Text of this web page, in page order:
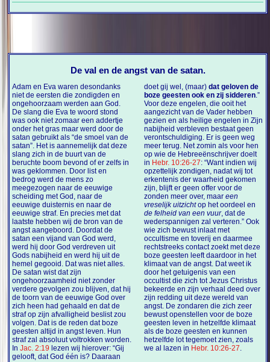
De val en de angst van de satan.
Adam en Eva waren desondanks
niet de eersten die zondigden en
ongehoorzaam werden aan God.
De slang die Eva te woord stond
was ook niet zomaar een addertje
onder het gras maar werd door de
satan gebruikt als “de smoel van de
satan”. Het is aannemelijk dat deze
slang zich in de buurt van de
beruchte boom bevond of er zelfs in
was geklommen. Door list en
bedrog werd de mens zo
meegezogen naar de eeuwige
scheiding met God, naar de
eeuwige duisternis en naar de
eeuwige straf. En precies met dat
laatste hebben wij de bron van de
angst aangeboord. Doordat de
satan een vijand van God werd,
werd hij door God verdreven uit
Gods nabijheid en werd hij uit de
hemel gegooid. Dat was niet alles.
De satan wist dat zijn
ongehoorzaamheid niet zonder
verdere gevolgen zou blijven, dat hij
de toorn van de eeuwige God over
zich heen had gehaald en dat de
straf op zijn afvalligheid beslist zou
volgen. Dat is de reden dat boze
geesten altijd in angst leven. Hun
straf zal absoluut voltrokken worden.
InJac. 2:19 lezen wij hierover: “Gij
gelooft, dat God één is? Daaraan
doet gij wel, (maar) dat geloven de
boze geesten ook en zij sidderen.”
Voor deze engelen, die ooit het
aangezicht van de Vader hebben
gezien en als heilige engelen in Zijn
nabijheid verbleven bestaat geen
verontschuldiging. Er is geen weg
meer terug. Net zomin als voor hen
op wie de Hebreeënschrijver doelt
in Hebr. 10:26-27: “Want indien wij
opzettelijk zondigen, nadat wij tot
erkentenis der waarheid gekomen
zijn, blijft er geen offer voor de
zonden meer over, maar een
vreselijk uitzicht
op het oordeel en
de felheid van een vuur, dat de
wederspannigen zal verteren.” Ook
wie zich bewust inlaat met
occultisme en toverij en daarmee
rechtstreeks contact zoekt met deze
boze geesten leeft daardoor in het
klimaat van de angst. Dat weet ik
door het getuigenis van een
occultist die zich tot Jezus Christus
bekeerde en zijn verhaal deed over
zijn redding uit deze wereld van
angst. De zondaren die zich zeer
bewust openstellen voor de boze
geesten leven in hetzelfde klimaat
als de boze geesten en kunnen
hetzelfde lot tegemoet zien, zoals
we al lazen in Hebr. 10:26-27.